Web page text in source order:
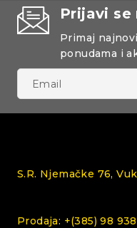
Prijavi
Primaj
ponudama i
S.R. Njemačke 76,
Prodaja: +(385) 98